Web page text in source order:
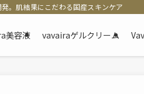
。肌結果にこだわる国産スキンケア
美容液 vavairaゲルクリーム